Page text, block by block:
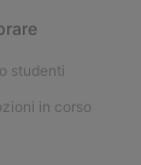
studenti
in corso